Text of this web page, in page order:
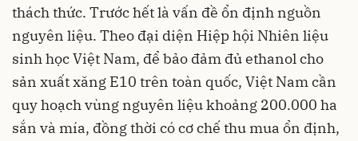
thách thức. Trước hết là vấn đề ổn định nguồn
nguyên liệu. Theo đại diện Hiệp hội Nhiên liệu
sinh học Việt Nam, để bảo đảm đủ ethanol cho
sản xuất xăng E10 trên toàn quốc, Việt Nam cần
quy hoạch vùng nguyên liệu khoảng 200.000 ha
sắn và mía, đồng thời có cơ chế thu mua ổn định,